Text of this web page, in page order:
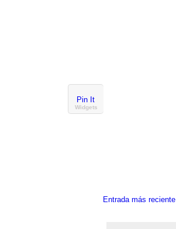
Pin It
Widgets
Entrada más reciente